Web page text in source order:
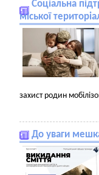
Соціальна
міської
захист родин
До уваги